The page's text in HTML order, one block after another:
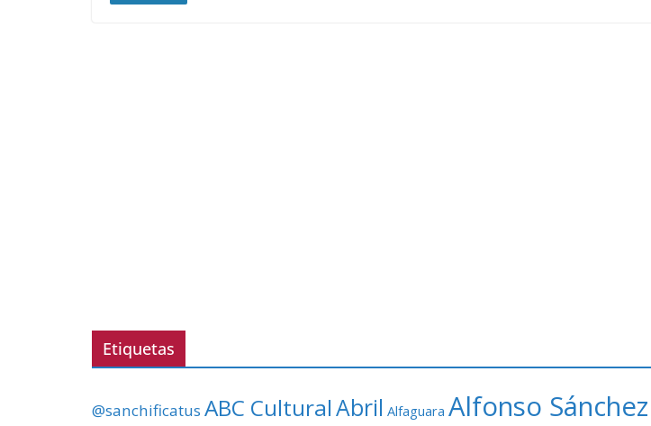
Etiquetas
@sanchificatus ABC CulturalAbril Alfaguara Alfonso Sánchez